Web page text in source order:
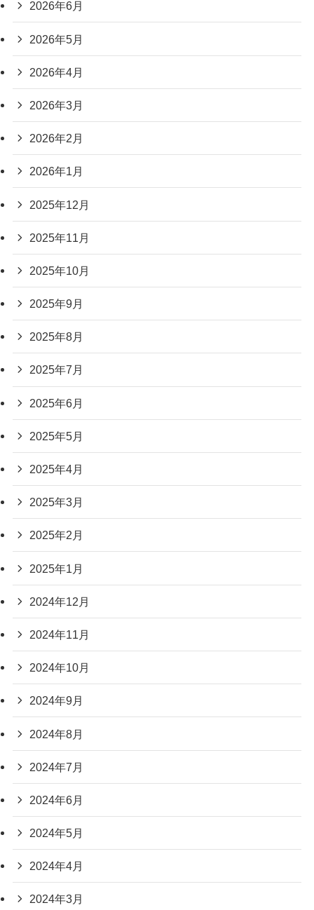
2026年6月
2026年5月
2026年4月
2026年3月
2026年2月
2026年1月
2025年12月
2025年11月
2025年10月
2025年9月
2025年8月
2025年7月
2025年6月
2025年5月
2025年4月
2025年3月
2025年2月
2025年1月
2024年12月
2024年11月
2024年10月
2024年9月
2024年8月
2024年7月
2024年6月
2024年5月
2024年4月
2024年3月